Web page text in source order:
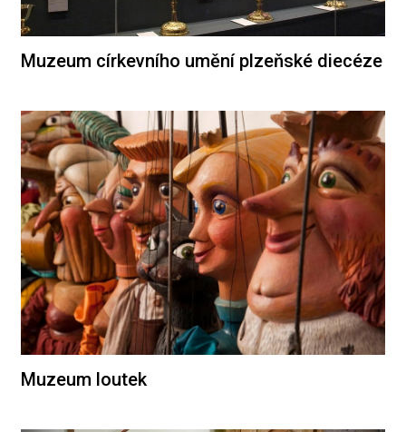
Muzeum církevního umění plzeňské diecéze
Muzeum loutek